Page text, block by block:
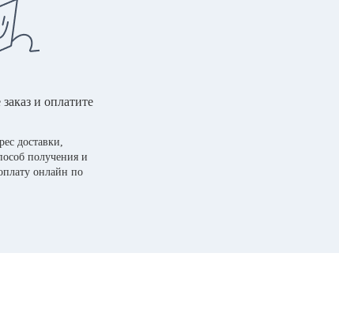
и оплатите
доставки,
получения и
онлайн по